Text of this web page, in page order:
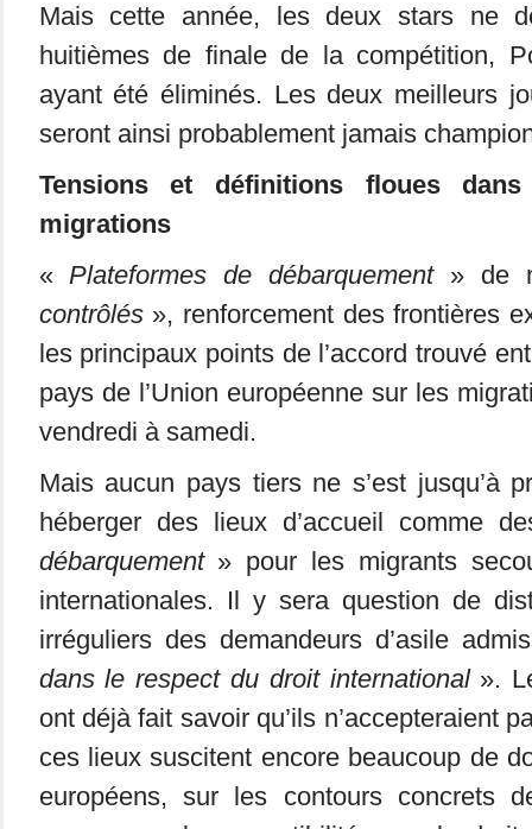
Mais cette année, les deux stars ne
huitièmes de finale de la compétition,
ayant été éliminés. Les deux meilleurs
seront ainsi probablement jamais
Tensions et définitions floues
migrations
«Plateformes de débarquement» de
contrôlés», renforcement des frontières
les principaux points de l’accord trouvé
pays de l’Union européenne sur les
vendredi à samedi.
Mais aucun pays tiers ne s’est jusqu’à
héberger des lieux d’accueil comme
débarquement » pour les migrants
internationales. Il y sera question de
irréguliers des demandeurs d’asile
dans le respect du droit international».
ont déjà fait savoir qu’ils n’accepteraient
ces lieux suscitent encore beaucoup de
européens, sur les contours concrets